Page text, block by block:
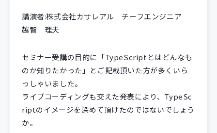
講演者:株式会社カサレアル チーフエンジニア
越智 理夫
セミナー受講の目的に「TypeScriptとはどんなも
のか知りたかった」とご記載頂いた方が多くいら
っしゃいました。
ライブコーディングも交えた発表により、TypeSc
riptのイメージを深めて頂けたのではないでしょう
か。